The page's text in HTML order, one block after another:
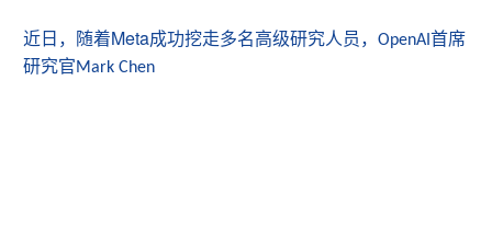
近日，随着Meta成功挖走多名高级研究人员， OpenAI 首席
研究官Mark Chen